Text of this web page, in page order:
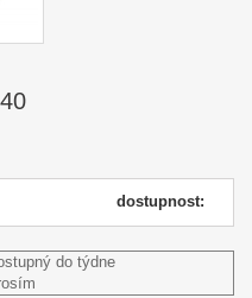
dostupnost:
do týdne